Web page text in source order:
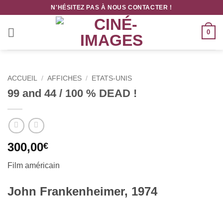
contenu
N'HÉSITEZ PAS À NOUS CONTACTER !
0
ACCUEIL / AFFICHES / ETATS-UNIS
99 and 44 / 100 % DEAD !
300,00€
Film américain
John Frankenheimer, 1974